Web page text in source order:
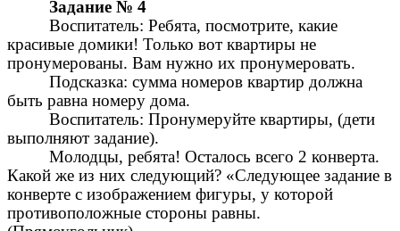
Задание № 4
Воспитатель: Ребята, посмотрите, какие
красивые домики! Только вот квартиры не
пронумерованы. Вам нужно их пронумеровать.
Подсказка: сумма номеров квартир должна
быть равна номеру дома.
Воспитатель: Пронумеруйте квартиры, (дети
выполняют задание).
Молодцы, ребята! Осталось всего 2 конверта.
Какой же из них следующий? «Следующее задание в
конверте с изображением фигуры, у которой
противоположные стороны равны.